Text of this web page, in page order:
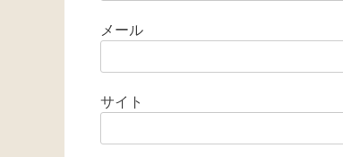
メール
サイト